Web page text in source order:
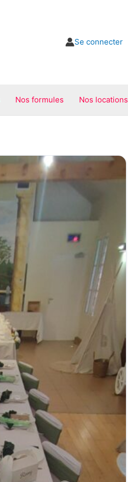
Se connecter
Nos formules Nos locations